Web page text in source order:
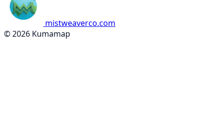
mistweaverco.com
© 2026 Kumamap